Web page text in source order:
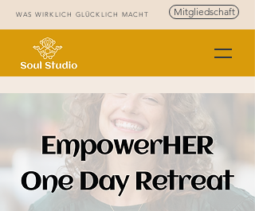
WAS WIRKLICH GLÜCKLICH MACHT Mitgliedschaft